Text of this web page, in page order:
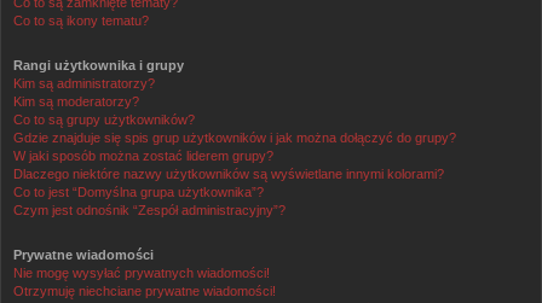
Co to są ikony tematu?
Rangi użytkownika i grupy
Kim są administratorzy?
Kim są moderatorzy?
Co to są grupy użytkowników?
Gdzie znajduje się spis grup użytkowników i jak można dołączyć do grupy?
W jaki sposób można zostać liderem grupy?
Dlaczego niektóre nazwy użytkowników są wyświetlane innymi kolorami?
Co to jest “Domyślna grupa użytkownika”?
Czym jest odnośnik “Zespół administracyjny”?
Prywatne wiadomości
Nie mogę wysyłać prywatnych wiadomości!
Otrzymuję niechciane prywatne wiadomości!